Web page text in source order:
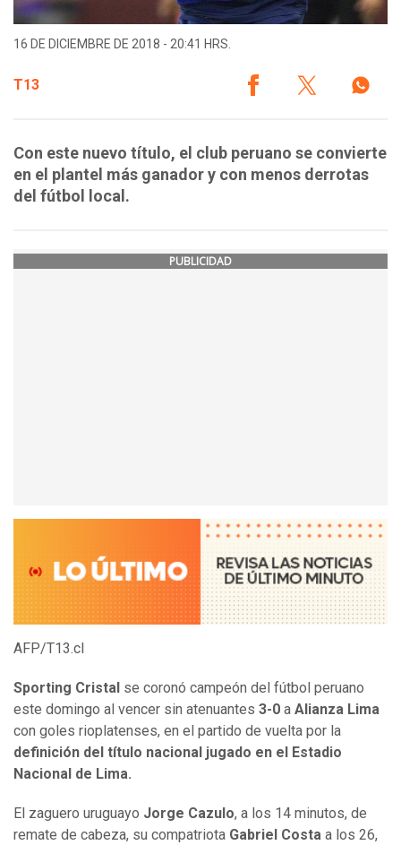
16 DE DICIEMBRE DE 2018 - 20:41 HRS.
T13
Con este nuevo título, el club peruano se convierte
en el plantel más ganador y con menos derrotas
del fútbol local.
PUBLICIDAD
AFP/T13.cl
Sporting Cristal se coronó campeón del fútbol peruano
este domingo al vencer sin atenuantes 3-0 a Alianza Lima
con goles rioplatenses, en el partido de vuelta por la
definición del título nacional jugado en el Estadio
Nacional de Lima.
El zaguero uruguayo Jorge Cazulo, a los 14 minutos, de
remate de cabeza, su compatriota Gabriel Costa a los 26,